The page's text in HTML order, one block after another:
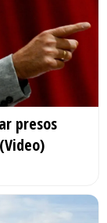
presos